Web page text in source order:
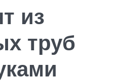
из
труб